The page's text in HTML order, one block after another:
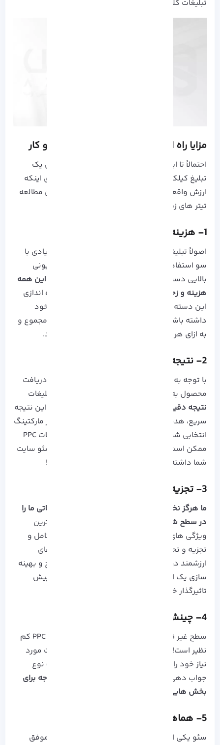
تبلیغات کلیکی Video Ads گفته می شود.
مزایا راه اندازی تبلیغات کلیکی در کسب و کار
احتمالاً تا این لحظه در تصمیم گیری برای راه اندازی یک
تبلیغ کیلکی به اندازه کافی قانع نشده باشید، برای اینکه
ارزش واقعی این مسئله را لمس کنید پیشنهاد من مطالعه
تیتر های زیر است:
1- هزینه های مقرون به صرفه
اصولاً تبلیغات خیلی هزینه بر است و افراد بسیار زیادی با
سو استفاده کردن از این روش به
درآمد های میلیونی
بالایی دست پیدا می کنند، گاهی نیز
ممکن است این همه
هزینه و زحمت به باد رود!
اما شما می توانید با راه اندازی
این دسته از تبلیغات کنترل زیادی بر روی بودجه خود
داشته باشید، زیرا از قبل تصمیم می گیرید که در مجموع و
به ازای هر Chick چقدر هزینه پرداخت خواهید کرد.
2- نتیجه دهی سریع
با توجه به حجم زیاد کاربرانی که تمایل به خرید یا دریافت
محصول به صورت آنلاین دارند، در این دسته از تبلیغات
نتیجه دقیق و سریع تری می گیرید!
یکی از دلایل این نتیجه
سریع، هدفمند بودن و وقت تلف نکردن در مسیر مارکتینگ
انتخابی شماست! حتی تصور این موضوع که تبلیغات PPC
ممکن است نتیجه سریع تری نسبت به استراتژی سئو سایت
شما داشته باشد هم برای تان عجیب به نظر برسد!
3- تجزیه، تحلیل و ردیابی درست نتایج
ما هرگز نخواهیم فهمید که چند نفر بیلبورد تبلیغاتی ما را
در سطح شهر دیده اند!
به همین دلیل یکی از بهترین
ویژگی های تبلیغات PPC را می توان اندازه گیری کامل و
تجزیه و تحلیل داده های دانست. زیرا این داده های
ارزشمند در تصمیم گیری های بعدی شما برای طرح و بهینه
سازی یک استراتژی کمپین تبلیغاتی شایسته تر از پیش
تاثیرگذار خواهد بود.
4- چینش و مدیریت آسان تبلیغات
سطح غیر قابل تصور کنترل و مدیریت در تبلیغات PPC کم
نظیر است! و به صورت لحظه ای می توانید تغییرات مورد
نیاز خود را در روند تبلیغات بدهید و حتی بسته به نوع
جواب دهی کمپین Run شده،
دستور افزایش بودجه برای
بخش هایی که می خواهید بدهید!
5- هماهنگ بودن با اهداف سئو
سئو یکی از مهم ترین نکات ایجاد یک وب سایت موفق